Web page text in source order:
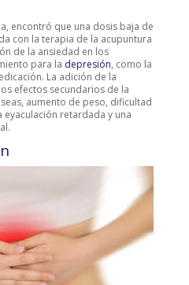
encontró que una dosis baja de
con la terapia de la acupuntura
de la ansiedad en los
para la depresión, como la
La adición de la
efectos secundarios de la
aumento de peso, dificultad
retardada y una